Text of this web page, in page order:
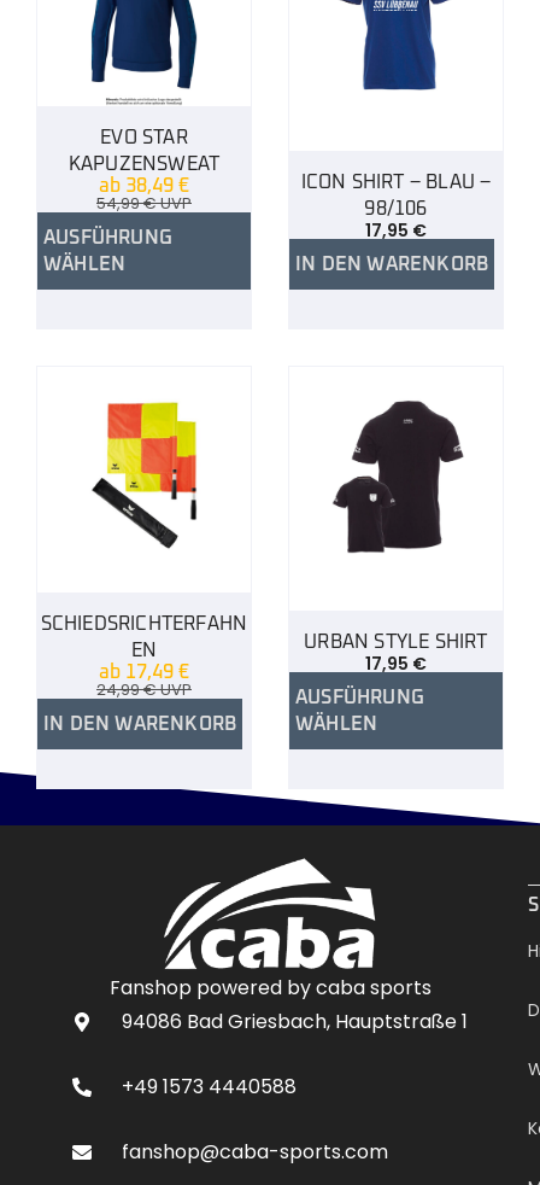
EVO STAR
KAPUZENSWEAT
ab 38,49 €
54,99€UVP
AUSFÜHRUNG
WÄHLEN
ICON SHIRT – BLAU –
98/106
17,95 €
IN DEN WARENKORB
SCHIEDSRICHTERFAHN
EN
ab 17,49 €
24,99€UVP
IN DEN WARENKORB
URBAN STYLE SHIRT
17,95 €
AUSFÜHRUNG
WÄHLEN
Fanshop powered by caba sports
94086 Bad Griesbach, Hauptstraße 1
+49 1573 4440588
fanshop@caba-sports.com